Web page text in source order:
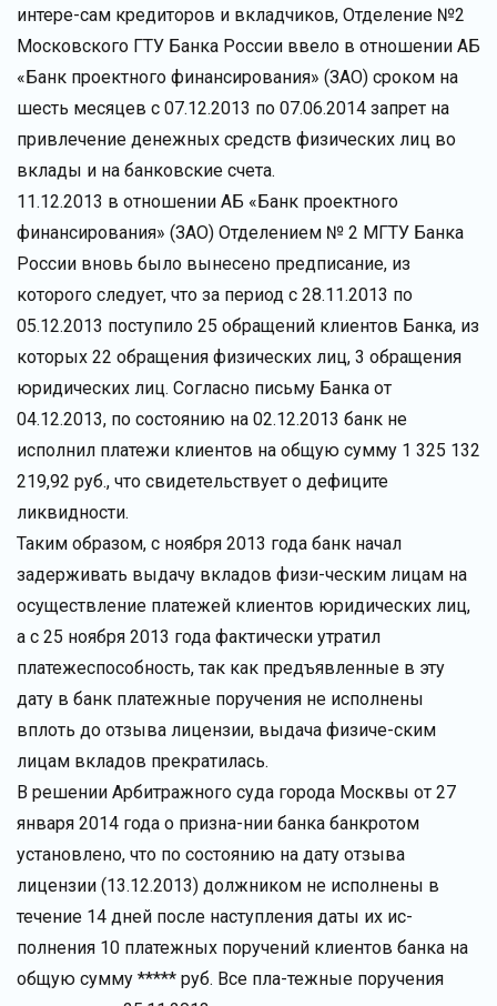
интере-сам кредиторов и вкладчиков, Отделение №2
Московского ГТУ Банка России ввело в отношении АБ
«Банк проектного финансирования» (ЗАО) сроком на
шесть месяцев с 07.12.2013 по 07.06.2014 запрет на
привлечение денежных средств физических лиц во
вклады и на банковские счета.
11.12.2013 в отношении АБ «Банк проектного
финансирования» (ЗАО) Отделением № 2 МГТУ Банка
России вновь было вынесено предписание, из
которого следует, что за период с 28.11.2013 по
05.12.2013 поступило 25 обращений клиентов Банка, из
которых 22 обращения физических лиц, 3 обращения
юридических лиц. Согласно письму Банка от
04.12.2013, по состоянию на 02.12.2013 банк не
исполнил платежи клиентов на общую сумму 1 325 132
219,92 руб., что свидетельствует о дефиците
ликвидности.
Таким образом, с ноября 2013 года банк начал
задерживать выдачу вкладов физи-ческим лицам на
осуществление платежей клиентов юридических лиц,
а с 25 ноября 2013 года фактически утратил
платежеспособность, так как предъявленные в эту
дату в банк платежные поручения не исполнены
вплоть до отзыва лицензии, выдача физиче-ским
лицам вкладов прекратилась.
В решении Арбитражного суда города Москвы от 27
января 2014 года о призна-нии банка банкротом
установлено, что по состоянию на дату отзыва
лицензии (13.12.2013) должником не исполнены в
течение 14 дней после наступления даты их ис-
полнения 10 платежных поручений клиентов банка на
общую сумму ***** руб. Все пла-тежные поручения